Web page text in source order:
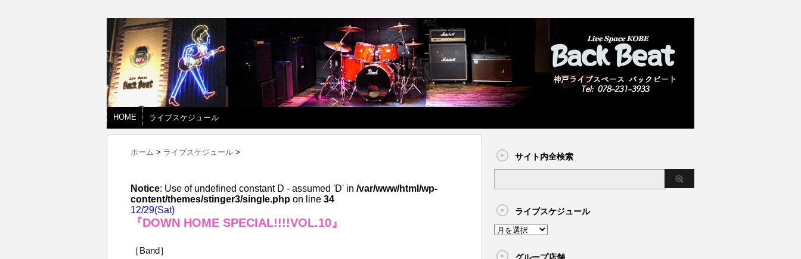
HOME ライブスケジュール
ホーム > ライブスケジュール >
Notice: Use of undefined constant D - assumed 'D' in /var/www/html/wp-
content/themes/stinger3/single.php on line 34
12/29(Sat)
『DOWN HOME SPECIAL!!!!VOL.10』
［Band］
サイト内全検索
ライブスケジュール